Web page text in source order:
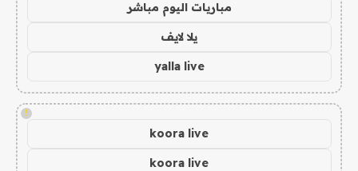
مباريات اليوم مباشر
يلا لايف
yalla live
!
koora live
koora live